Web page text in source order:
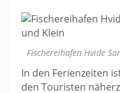
Fischereihafen Hvide
In den Ferienzeiten
den Touristen